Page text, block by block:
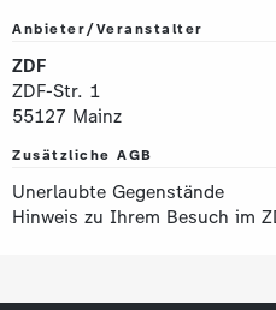
Anbieter/Veranstalter
ZDF
ZDF-Str. 1
55127 Mainz
Zusätzliche AGB
Unerlaubte Gegenstände
Hinweis zu Ihrem Besuch im